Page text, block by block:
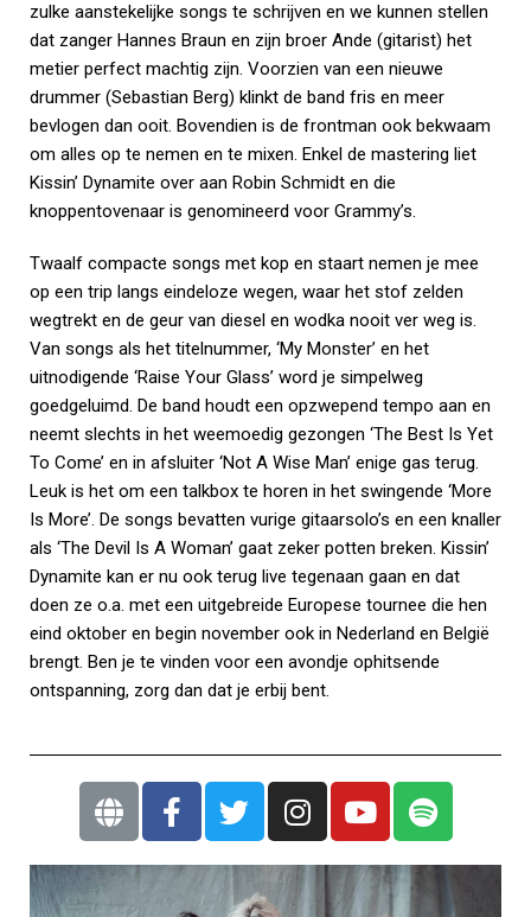
zulke aanstekelijke songs te schrijven en we kunnen stellen
dat zanger Hannes Braun en zijn broer Ande (gitarist) het
metier perfect machtig zijn. Voorzien van een nieuwe
drummer (Sebastian Berg) klinkt de band fris en meer
bevlogen dan ooit. Bovendien is de frontman ook bekwaam
om alles op te nemen en te mixen. Enkel de mastering liet
Kissin’ Dynamite over aan Robin Schmidt en die
knoppentovenaar is genomineerd voor Grammy’s.
Twaalf compacte songs met kop en staart nemen je mee
op een trip langs eindeloze wegen, waar het stof zelden
wegtrekt en de geur van diesel en wodka nooit ver weg is.
Van songs als het titelnummer, ‘My Monster’ en het
uitnodigende ‘Raise Your Glass’ word je simpelweg
goedgeluimd. De band houdt een opzwepend tempo aan en
neemt slechts in het weemoedig gezongen ‘The Best Is Yet
To Come’ en in afsluiter ‘Not A Wise Man’ enige gas terug.
Leuk is het om een talkbox te horen in het swingende ‘More
Is More’. De songs bevatten vurige gitaarsolo’s en een knaller
als ‘The Devil Is A Woman’ gaat zeker potten breken. Kissin’
Dynamite kan er nu ook terug live tegenaan gaan en dat
doen ze o.a. met een uitgebreide Europese tournee die hen
eind oktober en begin november ook in Nederland en België
brengt. Ben je te vinden voor een avondje ophitsende
ontspanning, zorg dan dat je erbij bent.